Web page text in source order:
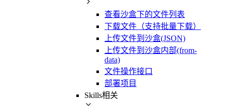
查看沙盒下的文件列表
下载文件（支持批量下载）
上传文件到沙盒(JSON)
上传文件到沙盒内部(from-
data)
文件操作接口
部署项目
Skills相关